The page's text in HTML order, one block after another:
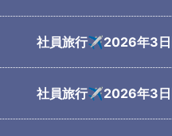
社員旅行✈2026年3日
社員旅行✈2026年3日